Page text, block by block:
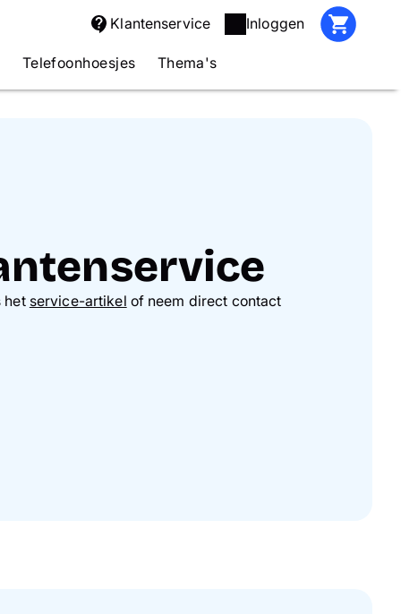
Klantenservice Inloggen
Telefoonhoesjes Thema's
het service-artikel of neem direct contact